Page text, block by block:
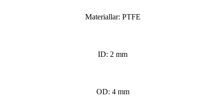
Materiallar: PTFE
ID: 2 mm
OD: 4 mm